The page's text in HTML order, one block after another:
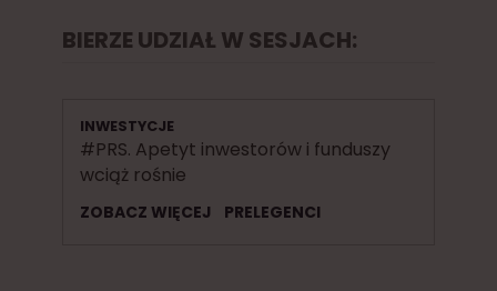
BIERZE UDZIAŁ W SESJACH:
INWESTYCJE
#PRS. Apetyt inwestorów i funduszy
wciąż rośnie
ZOBACZ WIĘCEJ PRELEGENCI